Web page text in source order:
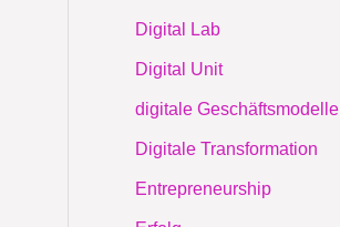
Digital Lab
Digital Unit
digitale Geschäftsmodelle
Digitale Transformation
Entrepreneurship